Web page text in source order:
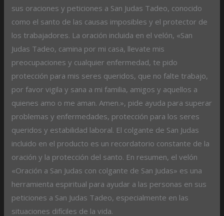
sus oraciones y peticiones a San Judas Tadeo, conocido
como el santo de las causas imposibles y el protector de
los trabajadores. La oración incluida en el velón, «San
Judas Tadeo, camina por mi casa, llevate mis
preocupaciones y cualquier enfermedad, te pido
protección para mis seres queridos, que no falte trabajo,
por favor vigila y sana a mi familia, amigos y aquellos a
quienes amo o me aman. Amen.», pide ayuda para superar
problemas y enfermedades, protección para los seres
queridos y estabilidad laboral. El colgante de San Judas
incluido en el producto es un recordatorio constante de la
oración y la protección del santo. En resumen, el velón
«Oración a San Judas con colgante de San Judas» es una
herramienta espiritual para ayudar a las personas en sus
peticiones a San Judas Tadeo, especialmente en las
situaciones difíciles de la vida.